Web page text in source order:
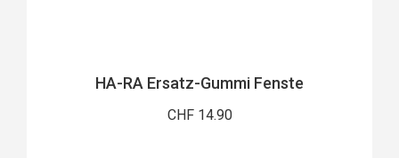
HA-RA Ersatz-Gummi Fenste
CHF 14.90